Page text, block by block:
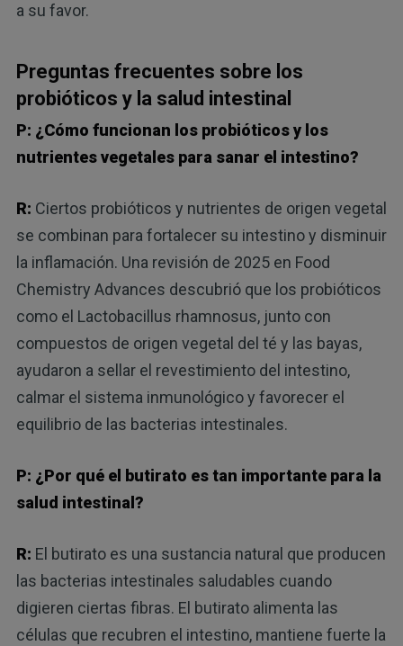
a su favor.
Preguntas frecuentes sobre los
probióticos y la salud intestinal
P: ¿Cómo funcionan los probióticos y los
nutrientes vegetales para sanar el intestino?
R: Ciertos probióticos y nutrientes de origen vegetal
se combinan para fortalecer su intestino y disminuir
la inflamación. Una revisión de 2025 en Food
Chemistry Advances descubrió que los probióticos
como el Lactobacillus rhamnosus, junto con
compuestos de origen vegetal del té y las bayas,
ayudaron a sellar el revestimiento del intestino,
calmar el sistema inmunológico y favorecer el
equilibrio de las bacterias intestinales.
P: ¿Por qué el butirato es tan importante para la
salud intestinal?
R: El butirato es una sustancia natural que producen
las bacterias intestinales saludables cuando
digieren ciertas fibras. El butirato alimenta las
células que recubren el intestino, mantiene fuerte la